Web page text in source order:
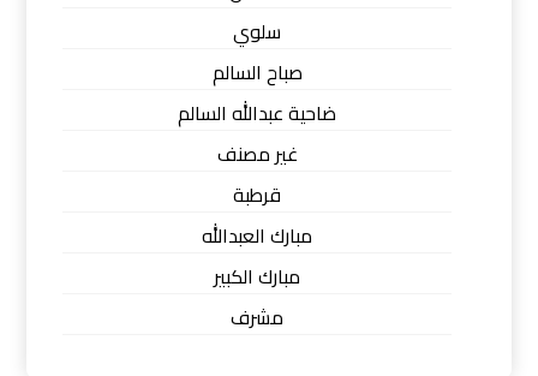
سلوي
صباح السالم
ضاحية عبدالله السالم
غير مصنف
قرطبة
مبارك العبدالله
مبارك الكبير
مشرف